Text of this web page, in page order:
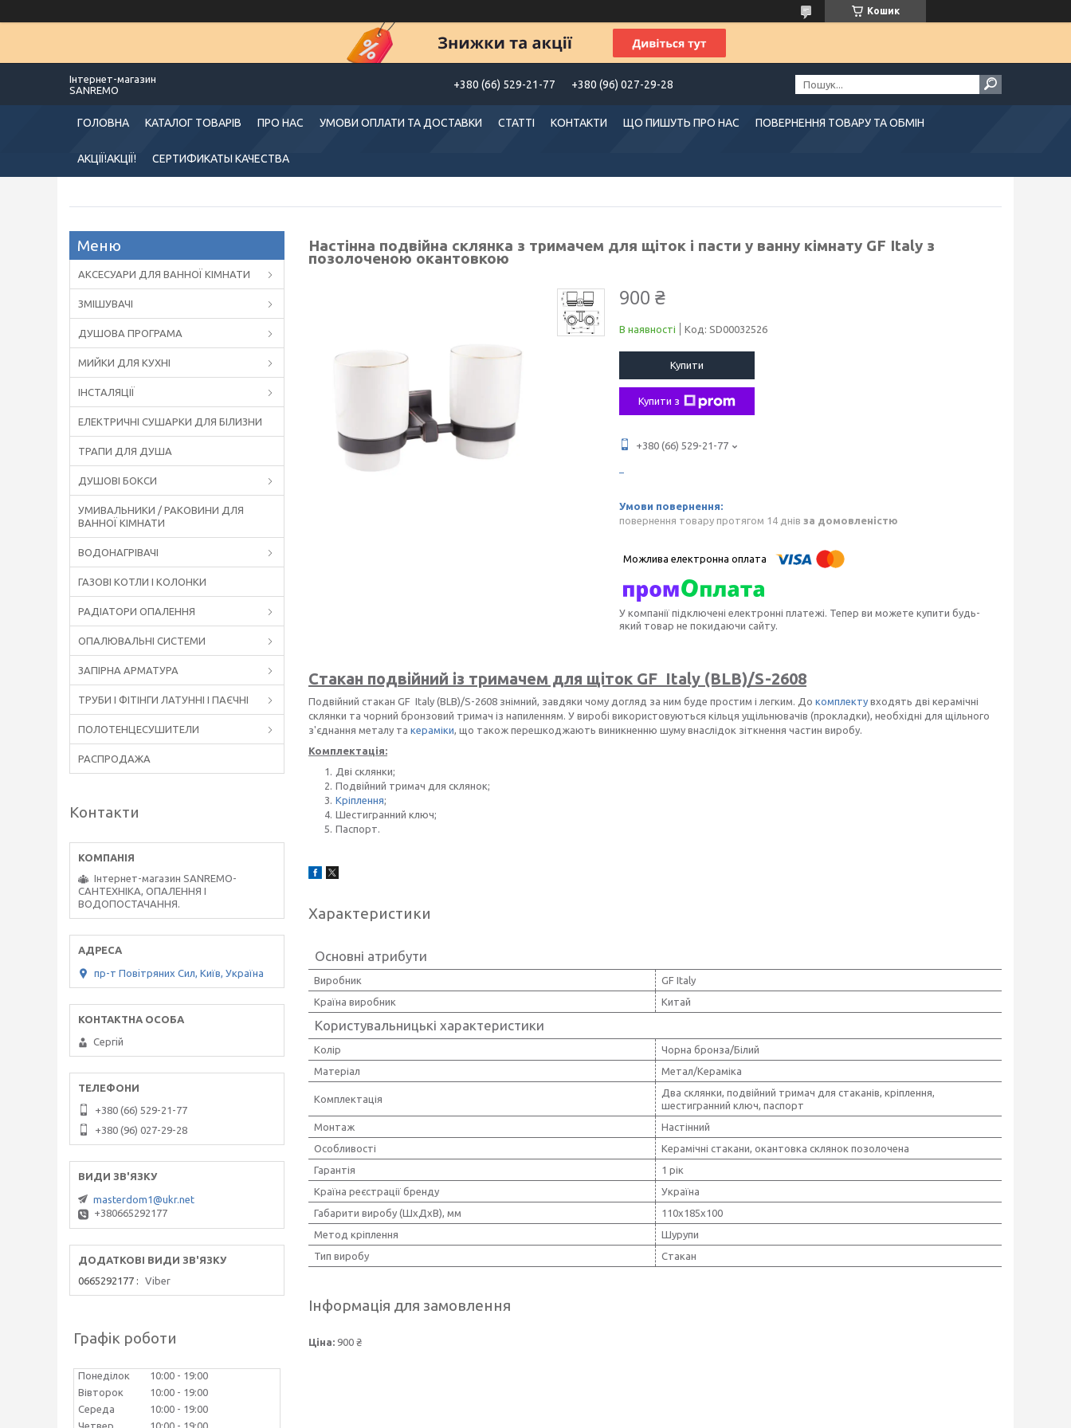
Кошик
Інтернет-магазин
SANREMO
+380 (66) 529-21-77 +380 (96) 027-29-28
ГОЛОВНА КАТАЛОГ ТОВАРІВ ПРО НАС УМОВИ ОПЛАТИ ТА ДОСТАВКИ СТАТТІ КОНТАКТИ ЩО ПИШУТЬ ПРО НАС ПОВЕРНЕННЯ ТОВАРУ ТА ОБМІН
АКЦІЇ!АКЦІЇ! СЕРТИФИКАТЫ КАЧЕСТВА
Настінна подвійна склянка з тримачем для щіток і пасти у ванну кімнату GF Italy з
позолоченою окантовкою
900 ₴
В наявності Код: SD00032526
Купити
Купити з
+380 (66) 529-21-77
повернення товару протягом 14 днів за домовленістю
У компанії підключені електронні платежі. Тепер ви можете купити будь-
який товар не покидаючи сайту.
Стакан подвійний із тримачем для щіток GF Italy (BLB)/S-2608
Подвійний стакан GF Italy (BLB)/S-2608 знімний, завдяки чому догляд за ним буде простим і легким. До комплекту входять дві керамічні
склянки та чорний бронзовий тримач із напиленням. У виробі використовуються кільця ущільнювачів (прокладки), необхідні для щільного
з'єднання металу та кераміки, що також перешкоджають виникненню шуму внаслідок зіткнення частин виробу.
Комплектація:
Дві склянки;
Подвійний тримач для склянок;
Кріплення;
Шестигранний ключ;
Паспорт.
Характеристики
Основні атрибути
Виробник
GF Italy
Країна виробник
Китай
Користувальницькі характеристики
Колір
Чорна бронза/Білий
Матеріал
Метал/Кераміка
Комплектація
Два склянки, подвійний тримач для стаканів, кріплення,
шестигранний ключ, паспорт
Монтаж
Настінний
Особливості
Керамічні стакани, окантовка склянок позолочена
Гарантія
1 рік
Країна реєстрації бренду
Україна
Габарити виробу (ШхДхВ), мм
110х185х100
Метод кріплення
Шурупи
Тип виробу
Стакан
Інформація для замовлення
Ціна: 900 ₴
АКСЕСУАРИ ДЛЯ ВАННОЇ КІМНАТИ
ЗМІШУВАЧІ
ДУШОВА ПРОГРАМА
МИЙКИ ДЛЯ КУХНІ
ІНСТАЛЯЦІЇ
ЕЛЕКТРИЧНІ СУШАРКИ ДЛЯ БІЛИЗНИ
ТРАПИ ДЛЯ ДУША
ДУШОВІ БОКСИ
УМИВАЛЬНИКИ / РАКОВИНИ ДЛЯ
ВАННОЇ КІМНАТИ
ВОДОНАГРІВАЧІ
ГАЗОВІ КОТЛИ І КОЛОНКИ
РАДІАТОРИ ОПАЛЕННЯ
ОПАЛЮВАЛЬНІ СИСТЕМИ
ЗАПІРНА АРМАТУРА
ТРУБИ І ФІТІНГИ ЛАТУННІ І ПАЄЧНІ
ПОЛОТЕНЦЕСУШИТЕЛИ
РАСПРОДАЖА
Контакти
Інтернет-магазин SANREMO-
САНТЕХНІКА, ОПАЛЕННЯ І
ВОДОПОСТАЧАННЯ.
пр-т Повiтряних Сил, Київ, Україна
Сергiй
+380 (66) 529-21-77
+380 (96) 027-29-28
masterdom1@ukr.net
+380665292177
0665292177 Viber
Графік роботи
Понеділок 10:00
19:00
Вівторок
10:00
19:00
Середа
10:00
19:00
Четвер
10:00 19:00